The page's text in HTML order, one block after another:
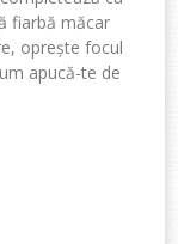
fiarbă măcar
, oprește focul
apucă-te de